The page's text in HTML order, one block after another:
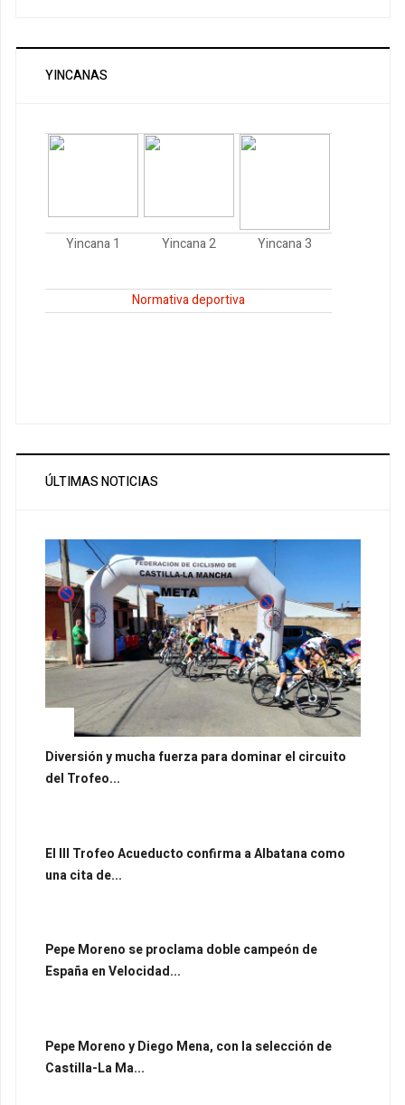
YINCANAS
Yincana 1 Yincana 2 Yincana 3
Normativa deportiva
ÚLTIMAS NOTICIAS
Diversión y mucha fuerza para dominar el circuito
del Trofeo...
El III Trofeo Acueducto confirma a Albatana como
una cita de...
Pepe Moreno se proclama doble campeón de
España en Velocidad...
Pepe Moreno y Diego Mena, con la selección de
Castilla-La Ma...